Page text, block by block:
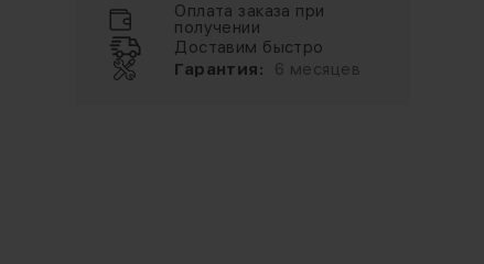
Оплата заказа при
получении
Доставим быстро
Гарантия:
6 месяцев